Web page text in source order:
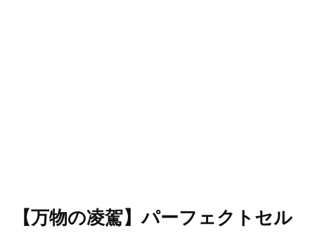
【万物の凌駕】パーフェクトセル